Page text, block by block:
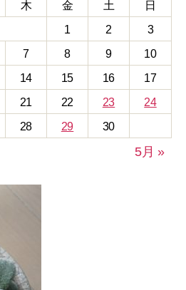
木 金 土
日
1
2
3
7 8 9
10
14 15 16
17
21 22 23
24
28 29 30
5月 »